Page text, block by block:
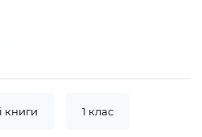
книги 1 клас